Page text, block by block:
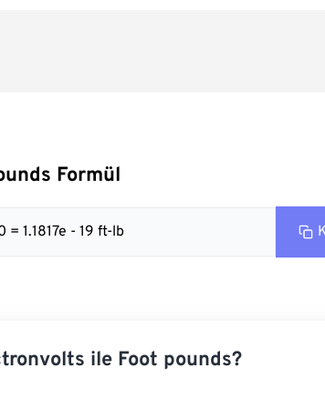
Formül
1.1817e - 19 ft-lb
ile Foot pounds?